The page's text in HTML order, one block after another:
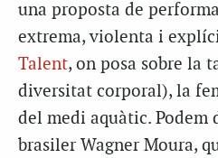
una proposta de
extrema, violenta i
Talent, on posa sobre la
diversitat corporal), la
del medi aquàtic. Podem
brasiler Wagner Moura,